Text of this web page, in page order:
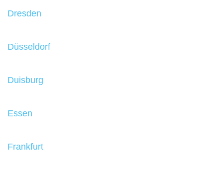
Dresden
Düsseldorf
Duisburg
Essen
Frankfurt